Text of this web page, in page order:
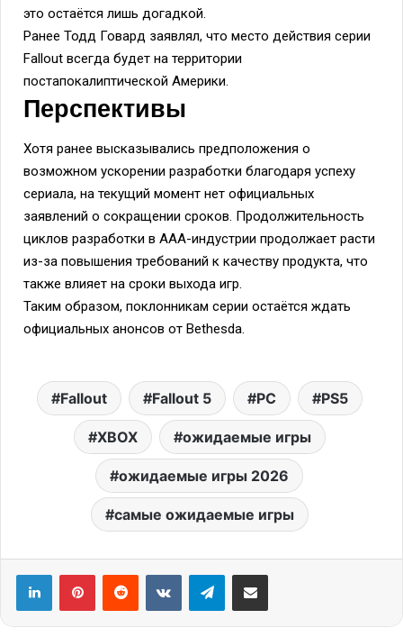
это остаётся лишь догадкой.
Ранее Тодд Говард заявлял, что место действия серии
Fallout всегда будет на территории
постапокалиптической Америки.
Перспективы
Хотя ранее высказывались предположения о
возможном ускорении разработки благодаря успеху
сериала, на текущий момент нет официальных
заявлений о сокращении сроков. Продолжительность
циклов разработки в AAA-индустрии продолжает расти
из-за повышения требований к качеству продукта, что
также влияет на сроки выхода игр.
Таким образом, поклонникам серии остаётся ждать
официальных анонсов от Bethesda.
Fallout Fallout 5 PC PS5
XBOX ожидаемые игры
ожидаемые игры 2026
самые ожидаемые игры